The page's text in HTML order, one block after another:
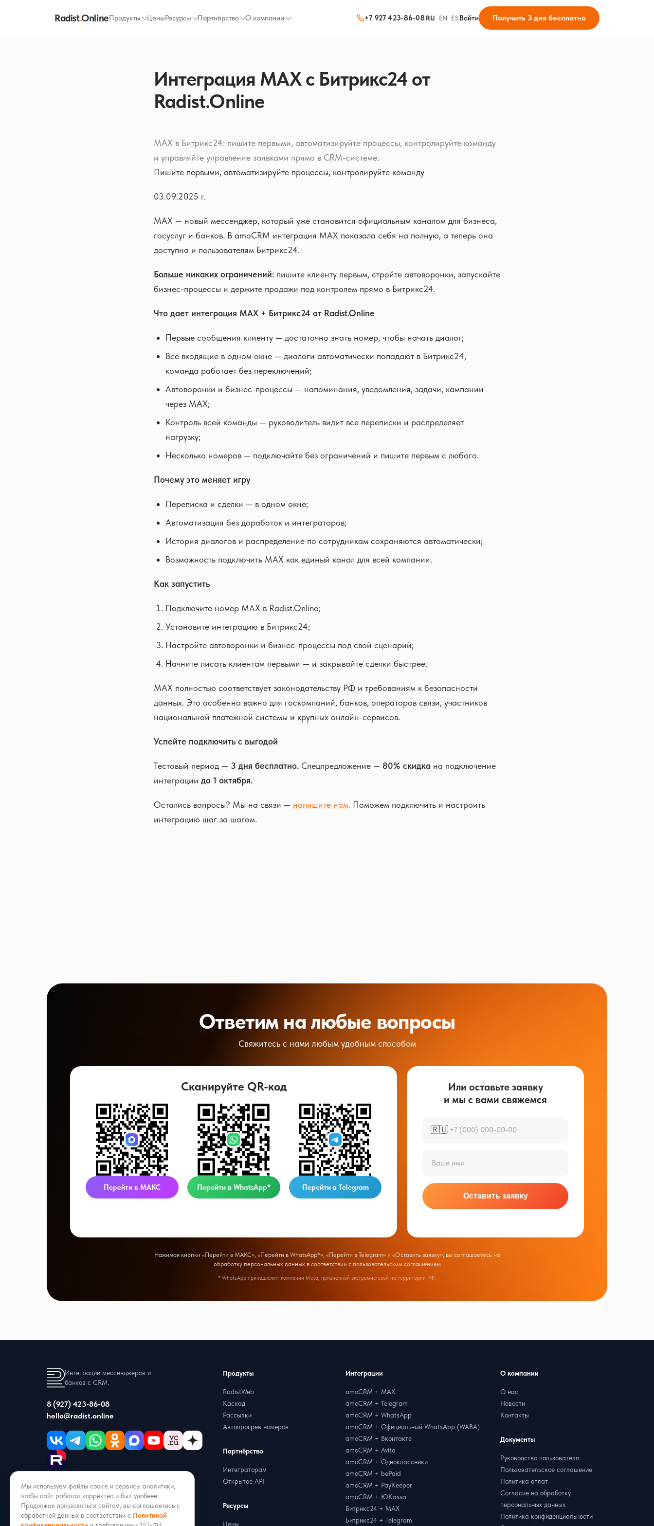
Radist.OnlineПродукты ЦеныРесурсы Партнёрство О компании +7 927 423-86-08 RU · EN · ESВойти Получить 3 дня бесплатно
Интеграция MAX с Битрикс24 от
Radist.Online
MAX в Битрикс24: пишите первыми, автоматизируйте процессы, контролируйте команду
и управляйте управление заявками прямо в CRM-системе.
Пишите первыми, автоматизируйте процессы, контролируйте команду
03.09.2025 г.
MAX — новый мессенджер, который уже становится официальным каналом для бизнеса,
госуслуг и банков. В amoCRM интеграция MAX показала себя на полную, а теперь она
доступна и пользователям Битрикс24.
Больше никаких ограничений: пишите клиенту первым, стройте автоворонки, запускайте
бизнес-процессы и держите продажи под контролем прямо в Битрикс24.
Что дает интеграция MAX + Битрикс24 от Radist.Online
Первые сообщения клиенту — достаточно знать номер, чтобы начать диалог;
Все входящие в одном окне — диалоги автоматически попадают в Битрикс24,
команда работает без переключений;
Автоворонки и бизнес-процессы — напоминания, уведомления, задачи, кампании
через MAX;
Контроль всей команды — руководитель видит все переписки и распределяет
нагрузку;
Несколько номеров — подключайте без ограничений и пишите первым с любого.
Почему это меняет игру
Переписка и сделки — в одном окне;
Автоматизация без доработок и интеграторов;
История диалогов и распределение по сотрудникам сохраняются автоматически;
Возможность подключить MAX как единый канал для всей компании.
Как запустить
Подключите номер MAX в Radist.Online;
Установите интеграцию в Битрикс24;
Настройте автоворонки и бизнес-процессы под свой сценарий;
Начните писать клиентам первыми — и закрывайте сделки быстрее.
MAX полностью соответствует законодательству РФ и требованиям к безопасности
данных. Это особенно важно для госкомпаний, банков, операторов связи, участников
национальной платежной системы и крупных онлайн-сервисов.
Успейте подключить с выгодой
Тестовый период — 3 дня бесплатно. Спецпредложение — 80% скидка на подключение
интеграции до 1 октября.
Остались вопросы? Мы на связи — напишите нам. Поможем подключить и настроить
интеграцию шаг за шагом.
Ответим на любые вопросы
Свяжитесь с нами любым удобным способом
Сканируйте QR-код
Перейти в МАКС Перейти в WhatsApp* Перейти в Telegram
Или оставьте заявку
и мы с вами свяжемся
🇷🇺
Оставить заявку
Нажимая кнопки «Перейти в МАКС», «Перейти в WhatsApp*», «Перейти в Telegram» и «Оставить заявку», вы соглашаетесь на
обработку персональных данных в соответствии с пользовательским соглашением
* WhatsApp принадлежит компании Meta, признанной экстремистской на территории РФ.
Интеграции мессенджеров и
банков с CRM.
8 (927) 423-86-08
hello@radist.online
ИНН 1686013002 · ОГРН 1211600051053
г. Казань, ул. Аделя Кутуя 50/9, офис 206
Входит в реестр российского ПО
Интеграции
amoCRM + MAX
amoCRM + Telegram
amoCRM + WhatsApp
amoCRM + Официальный WhatsApp (WABA)
amoCRM + Вконтакте
amoCRM + Avito
amoCRM + Одноклассники
amoCRM + bePaid
amoCRM + PayKeeper
amoCRM + ЮKassa
Битрикс24 + MAX
Битрикс24 + Telegram
Продукты
RadistWeb
Каскад
Рассылки
Автопрогрев номеров
Партнёрство
Интеграторам
Открытое API
Ресурсы
Цены
О компании
О нас
Новости
Контакты
Документы
Руководство пользователя
Пользовательское соглашение
Политика оплат
Согласие на обработку
персональных данных
Политика конфиденциальности
Мы используем файлы cookie и сервисы аналитики,
чтобы сайт работал корректно и был удобнее.
Продолжая пользоваться сайтом, вы соглашаетесь с
обработкой данных в соответствии с Политикой